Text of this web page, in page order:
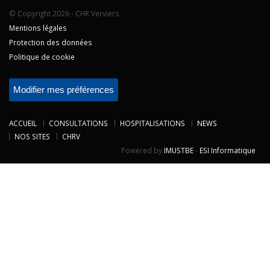
© Copyright 2026 - CHR Verviers.
Mentions légales
Protection des données
Politique de cookie
Modifier mes préférences
ACCUEIL CONSULTATIONS HOSPITALISATIONS
NEWS
NOS SITES
CHRV
Powered by IMUSTBE- ESI Informatique